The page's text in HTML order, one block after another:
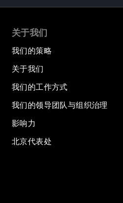
关于我们
我们的策略
关于我们
我们的工作方式
我们的领导团队与组织治理
影响力
北京代表处